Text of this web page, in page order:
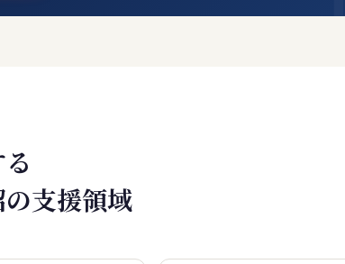
支援領域